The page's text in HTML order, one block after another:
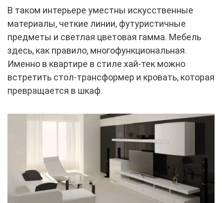
В таком интерьере уместны искусственные
материалы, четкие линии, футуристичные
предметы и светлая цветовая гамма. Мебель
здесь, как правило, многофункциональная.
Именно в квартире в стиле хай-тек можно
встретить стол-трансформер и кровать, которая
превращается в шкаф.